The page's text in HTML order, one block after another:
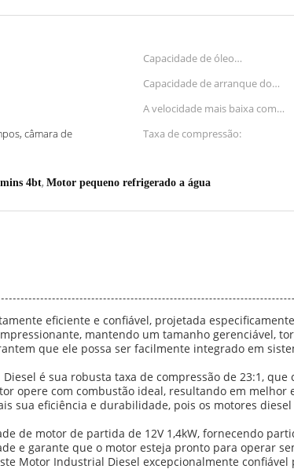
Capacidade de óleo
lubrificante:
Capacidade de arranque do
motor:
A velocidade mais baixa com
carga zero:
câmara de
Taxa de compressão:
4bt, Motor pequeno refrigerado a água
eficiente e confiável, projetada
mantendo um tamanho gerenciável,
que ele possa ser facilmente integrado em
é sua robusta taxa de compressão de 23:1,
opere com combustão ideal, resultando em
sua eficiência e durabilidade, pois os motores
de motor de partida de 12V 1,4kW, fornecendo
e garante que o motor esteja pronto para operar
Motor Industrial Diesel excepcionalmente